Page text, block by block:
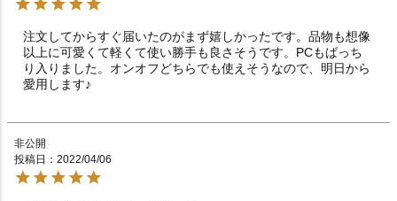
注文してからすぐ届いたのがまず嬉しかったです。品物も想像
以上に可愛くて軽くて使い勝手も良さそうです。PCもばっち
り入りました。オンオフどちらでも使えそうなので、明日から
愛用します♪
非公開
投稿日
2022/04/06